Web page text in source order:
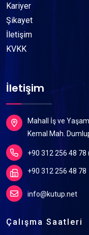
Kariyer
Şikayet
İletişim
KVKK
İletişim
Mahall İş ve
Kemal Mah.
+90 312 256 48 78
+90 312 256 48 78
info@kutup.net
Çalışma Saatleri